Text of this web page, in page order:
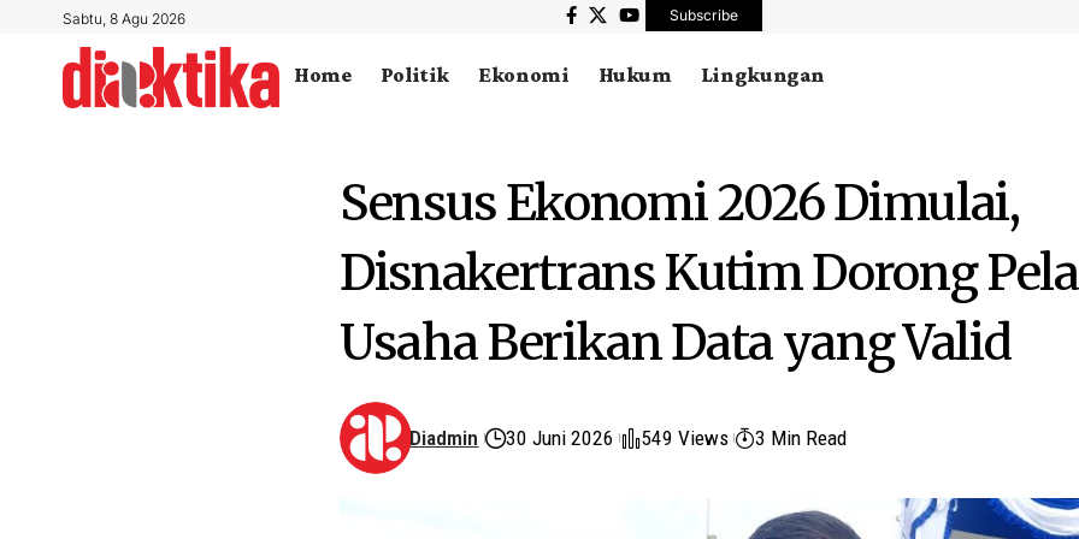
Sabtu, 8 Agu 2026 Subscribe
Home Politik Ekonomi Hukum Lingkungan
Sensus Ekonomi 2026 Dimulai,
Disnakertrans Kutim Dorong
Usaha Berikan Data yang Valid
Diadmin 30 Juni 2026 549 Views 3 Min Read